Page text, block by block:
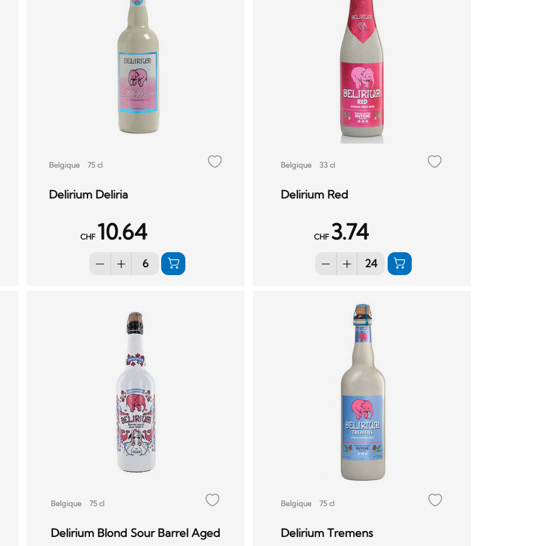
Belgique 75 cl
Delirium Deliria
CHF 10.64
Belgique 33 cl
Delirium Red
CHF 3.74
Belgique 75 cl
Delirium Blond Sour Barrel Aged
Belgique 75 cl
Delirium Tremens